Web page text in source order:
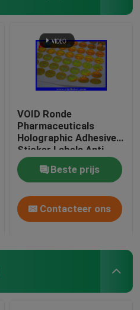
VOID Ronde
Pharmaceuticals
Holographic Adhesive
Sticker Labels Anti
Fake 3D hologram
stickerBeste prijs
Contacteer ons